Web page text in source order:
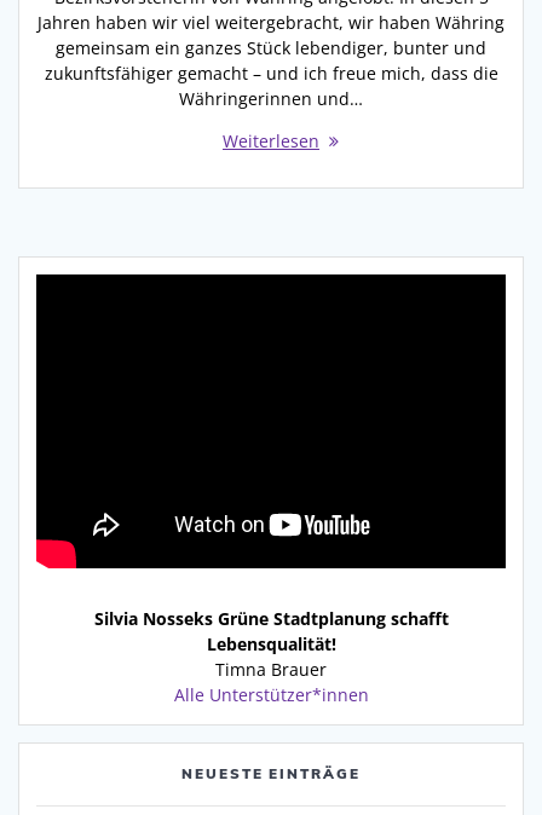
Jahren haben wir viel weitergebracht, wir haben Währing
gemeinsam ein ganzes Stück lebendiger, bunter und
zukunftsfähiger gemacht – und ich freue mich, dass die
Währingerinnen und…
Weiterlesen
Silvia Nosseks Grüne Stadtplanung schafft
Lebensqualität!
Timna Brauer
Alle Unterstützer*innen
NEUESTE EINTRÄGE